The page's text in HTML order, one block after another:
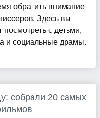
обратить внимание
Здесь вы
посмотреть с детьми,
и социальные драмы.
собрали 20 самых